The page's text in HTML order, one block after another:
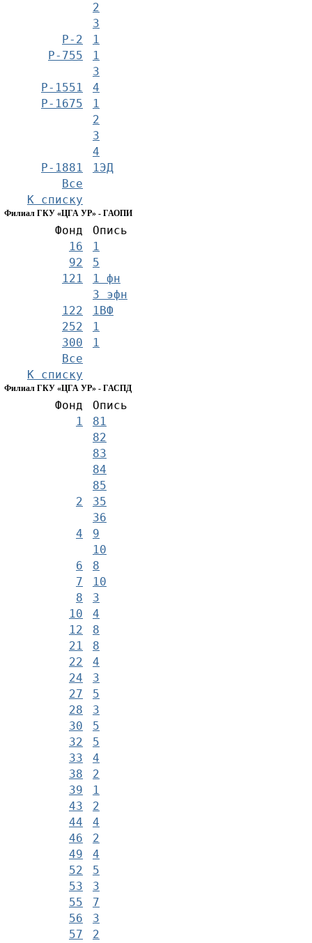
2
3
Р-2
1
Р-755
1
3
Р-1551
4
Р-1675
1
2
3
4
Р-1881
1ЭД
Все
К списку
Филиал ГКУ «ЦГА УР» - ГАОПИ
Фонд
Опись
16
1
92
5
121
1 фн
3 эфн
122
1ВФ
252
1
300
1
Все
К списку
Филиал ГКУ «ЦГА УР» - ГАСПД
Фонд
Опись
1
81
82
83
84
85
2
35
36
4
9
10
6
8
7
10
8
3
10
4
12
8
21
8
22
4
24
3
27
5
28
3
30
5
32
5
33
4
38
2
39
1
43
2
44
4
46
2
49
4
52
5
53
3
55
7
56
3
57
2